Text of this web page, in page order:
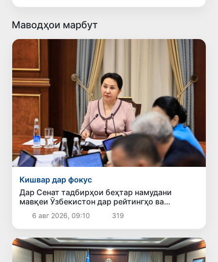
Маводҳои марбут
Кишвар дар фокус
Дар Сенат тадбирҳои беҳтар намудани
мавқеи Ӯзбекистон дар рейтингҳо ва
индексҳои байналмилалӣ баррасӣ шуданд
6 авг 2026, 09:10 319